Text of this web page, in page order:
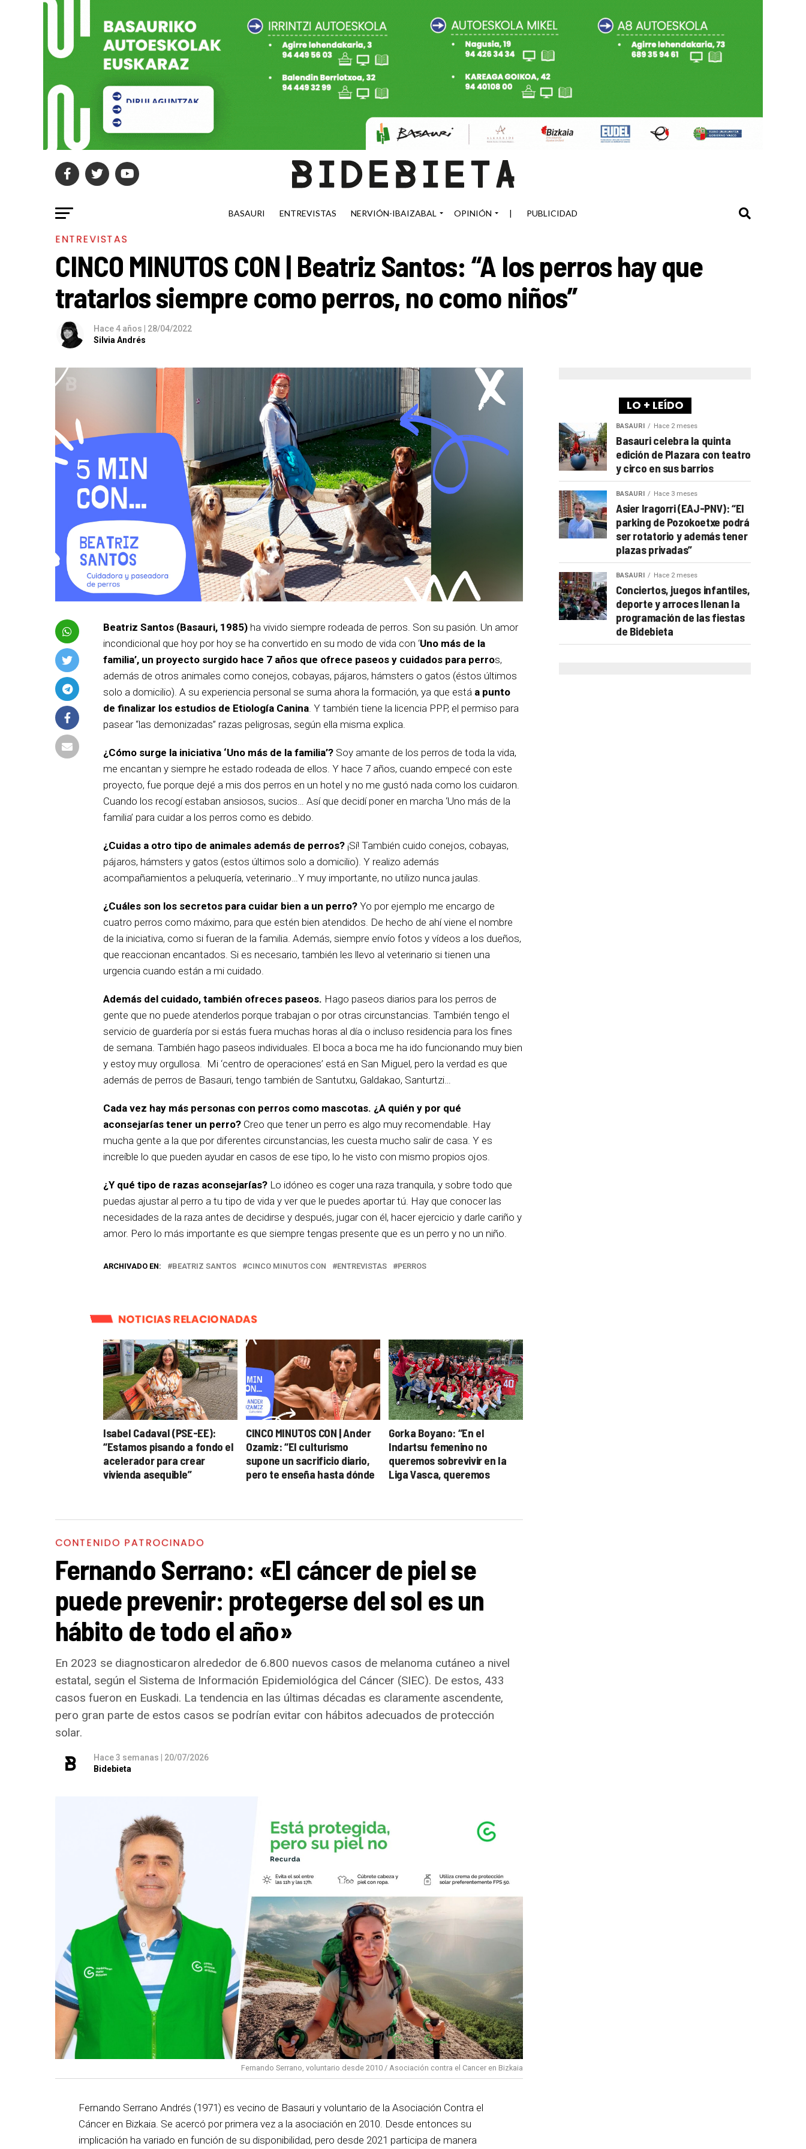
BASAURI ENTREVISTAS NERVIÓN-IBAIZABAL OPINIÓN | PUBLICIDAD
ENTREVISTAS
CINCO MINUTOS CON | Beatriz Santos: “A los perros hay que
tratarlos siempre como perros, no como niños”
Hace 4 años | 28/04/2022
Silvia Andrés
Beatriz Santos (Basauri, 1985) ha vivido siempre rodeada de perros. Son su pasión. Un amor
incondicional que hoy por hoy se ha convertido en su modo de vida con ‘Uno más de la
familia’, un proyecto surgido hace 7 años que ofrece paseos y cuidados para perros,
además de otros animales como conejos, cobayas, pájaros, hámsters o gatos (éstos últimos
solo a domicilio). A su experiencia personal se suma ahora la formación, ya que está a punto
de finalizar los estudios de Etiología Canina . Y también tiene la licencia PPP, el permiso para
pasear “las demonizadas” razas peligrosas, según ella misma explica.
¿Cómo surge la iniciativa ‘Uno más de la familia’? Soy amante de los perros de toda la vida,
me encantan y siempre he estado rodeada de ellos. Y hace 7 años, cuando empecé con este
proyecto, fue porque dejé a mis dos perros en un hotel y no me gustó nada como los cuidaron.
Cuando los recogí estaban ansiosos, sucios… Así que decidí poner en marcha ‘Uno más de la
familia’ para cuidar a los perros como es debido.
¿Cuidas a otro tipo de animales además de perros? ¡Sí! También cuido conejos, cobayas,
pájaros, hámsters y gatos (estos últimos solo a domicilio). Y realizo además
acompañamientos a peluquería, veterinario…Y muy importante, no utilizo nunca jaulas.
¿Cuáles son los secretos para cuidar bien a un perro? Yo por ejemplo me encargo de
cuatro perros como máximo, para que estén bien atendidos. De hecho de ahí viene el nombre
de la iniciativa, como si fueran de la familia. Además, siempre envío fotos y vídeos a los dueños,
que reaccionan encantados. Si es necesario, también les llevo al veterinario si tienen una
urgencia cuando están a mi cuidado.
Además del cuidado, también ofreces paseos. Hago paseos diarios para los perros de
gente que no puede atenderlos porque trabajan o por otras circunstancias. También tengo el
servicio de guardería por si estás fuera muchas horas al día o incluso residencia para los fines
de semana. También hago paseos individuales. El boca a boca me ha ido funcionando muy bien
y estoy muy orgullosa. Mi ‘centro de operaciones’ está en San Miguel, pero la verdad es que
además de perros de Basauri, tengo también de Santutxu, Galdakao, Santurtzi…
Cada vez hay más personas con perros como mascotas. ¿A quién y por qué
aconsejarías tener un perro? Creo que tener un perro es algo muy recomendable. Hay
mucha gente a la que por diferentes circunstancias, les cuesta mucho salir de casa. Y es
increíble lo que pueden ayudar en casos de ese tipo, lo he visto con mismo propios ojos.
¿Y qué tipo de razas aconsejarías? Lo idóneo es coger una raza tranquila, y sobre todo que
puedas ajustar al perro a tu tipo de vida y ver que le puedes aportar tú. Hay que conocer las
necesidades de la raza antes de decidirse y después, jugar con él, hacer ejercicio y darle cariño y
amor. Pero lo más importante es que siempre tengas presente que es un perro y no un niño.
ARCHIVADO EN: BEATRIZ SANTOS CINCO MINUTOS CON ENTREVISTAS PERROS
NOTICIAS RELACIONADAS
Isabel Cadaval (PSE-EE):
“Estamos pisando a fondo el
acelerador para crear
vivienda asequible”
CINCO MINUTOS CON | Ander
Ozamiz: “El culturismo
supone un sacrificio diario,
pero te enseña hasta dónde
Gorka Boyano: “En el
Indartsu femenino no
queremos sobrevivir en la
Liga Vasca, queremos
CONTENIDO PATROCINADO
Fernando Serrano: «El cáncer de piel se
puede prevenir: protegerse del sol es un
hábito de todo el año»
En 2023 se diagnosticaron alrededor de 6.800 nuevos casos de melanoma cutáneo a nivel
estatal, según el Sistema de Información Epidemiológica del Cáncer (SIEC). De estos, 433
casos fueron en Euskadi. La tendencia en las últimas décadas es claramente ascendente,
pero gran parte de estos casos se podrían evitar con hábitos adecuados de protección
solar.
Hace 3 semanas | 20/07/2026
Bidebieta
Fernando Serrano, voluntario desde 2010 / Asociación contra el Cancer en Bizkaia
Fernando Serrano Andrés (1971) es vecino de Basauri y voluntario de la Asociación Contra el
Cáncer en Bizkaia. Se acercó por primera vez a la asociación en 2010. Desde entonces su
implicación ha variado en función de su disponibilidad, pero desde 2021 participa de manera
LO + LEÍDO
BASAURI Hace 2 meses
Basauri celebra la quinta
edición de Plazara con teatro
y circo en sus barrios
BASAURI Hace 3 meses
Asier Iragorri (EAJ-PNV): “El
parking de Pozokoetxe podrá
ser rotatorio y además tener
plazas privadas”
BASAURI Hace 2 meses
Conciertos, juegos infantiles,
deporte y arroces llenan la
programación de las fiestas
de Bidebieta